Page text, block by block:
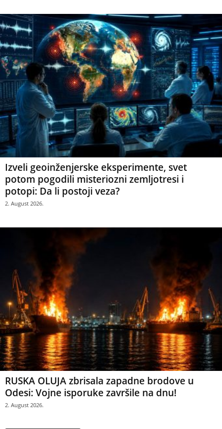
Izveli geoinženjerske eksperimente, svet
potom pogodili misteriozni zemljotresi i
potopi: Da li postoji veza?
2. August 2026.
RUSKA OLUJA zbrisala zapadne brodove u
Odesi: Vojne isporuke završile na dnu!
2. August 2026.